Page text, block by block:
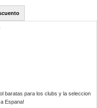
baratas para los clubs y la seleccion
Espana!